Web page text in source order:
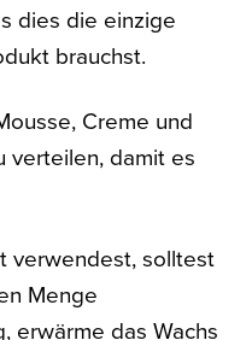
dies die einzige
brauchst.
Creme und
verteilen, damit es
verwendest, solltest
Menge
erwärme das Wachs